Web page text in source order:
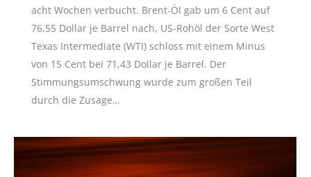
acht Wochen verbucht. Brent-Öl gab um 6 Cent auf
76,55 Dollar je Barrel nach, US-Rohöl der Sorte West
Texas Intermediate (WTI) schloss mit einem Minus
von 15 Cent bei 71,43 Dollar je Barrel. Der
Stimmungsumschwung wurde zum großen Teil
durch die Zusage…